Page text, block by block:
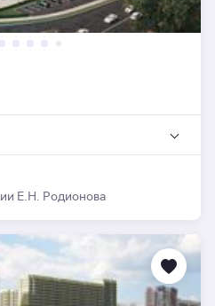
Е.Н. Родионова